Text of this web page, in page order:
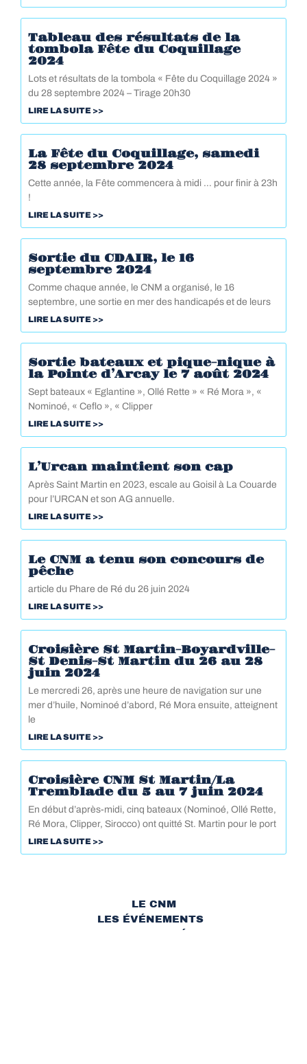
Tableau des résultats de la
tombola Fête du Coquillage
2024
Lots et résultats de la tombola « Fête du Coquillage 2024 »
du 28 septembre 2024 – Tirage 20h30
LIRE LA SUITE >>
La Fête du Coquillage, samedi
28 septembre 2024
Cette année, la Fête commencera à midi … pour finir à 23h
!
LIRE LA SUITE >>
Sortie du CDAIR, le 16
septembre 2024
Comme chaque année, le CNM a organisé, le 16
septembre, une sortie en mer des handicapés et de leurs
LIRE LA SUITE >>
Sortie bateaux et pique-nique à
la Pointe d’Arcay le 7 août 2024
Sept bateaux « Eglantine », Ollé Rette » « Ré Mora », «
Nominoé, « Ceflo », « Clipper
LIRE LA SUITE >>
L’Urcan maintient son cap
Après Saint Martin en 2023, escale au Goisil à La Couarde
pour l’URCAN et son AG annuelle.
LIRE LA SUITE >>
Le CNM a tenu son concours de
pêche
article du Phare de Ré du 26 juin 2024
LIRE LA SUITE >>
Croisière St Martin-Boyardville-
St Denis-St Martin du 26 au 28
juin 2024
Le mercredi 26, après une heure de navigation sur une
mer d’huile, Nominoé d’abord, Ré Mora ensuite, atteignent
le
LIRE LA SUITE >>
Croisière CNM St Martin/La
Tremblade du 5 au 7 juin 2024
En début d’après-midi, cinq bateaux (Nominoé, Ollé Rette,
Ré Mora, Clipper, Sirocco) ont quitté St. Martin pour le port
LIRE LA SUITE >>
LE CNM
LES ÉVÉNEMENTS